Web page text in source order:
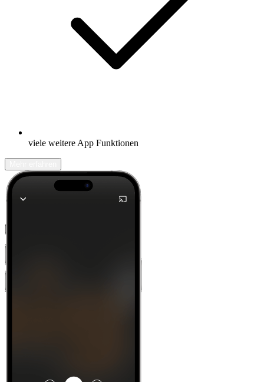
viele weitere App Funktionen